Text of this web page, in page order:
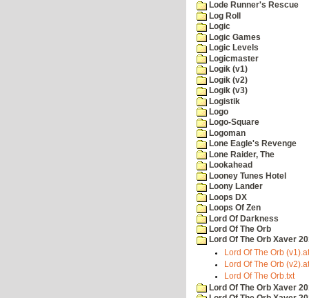
Lode Runner's Rescue
Log Roll
Logic
Logic Games
Logic Levels
Logicmaster
Logik (v1)
Logik (v2)
Logik (v3)
Logistik
Logo
Logo-Square
Logoman
Lone Eagle's Revenge
Lone Raider, The
Lookahead
Looney Tunes Hotel
Loony Lander
Loops DX
Loops Of Zen
Lord Of Darkness
Lord Of The Orb
Lord Of The Orb Xaver
Lord Of The Orb
Lord Of The Orb
Lord Of The Orb.txt
Lord Of The Orb Xaver